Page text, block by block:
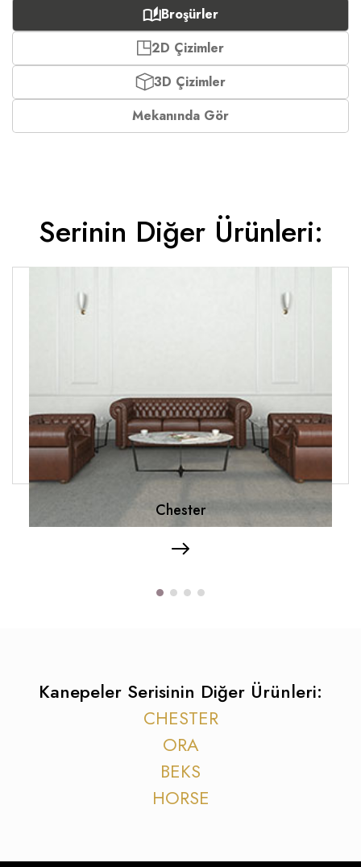
Broşürler
2D Çizimler
3D Çizimler
Mekanında Gör
Serinin Diğer Ürünleri:
Chester
Kanepeler Serisinin Diğer Ürünleri:
CHESTER
ORA
BEKS
HORSE